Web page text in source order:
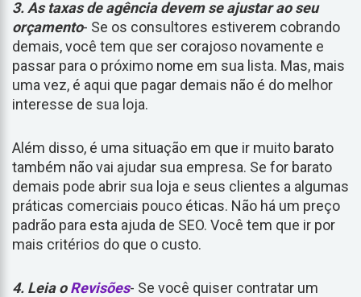
3. As taxas de agência devem se ajustar ao seu
orçamento- Se os consultores estiverem cobrando
demais, você tem que ser corajoso novamente e
passar para o próximo nome em sua lista. Mas, mais
uma vez, é aqui que pagar demais não é do melhor
interesse de sua loja.
Além disso, é uma situação em que ir muito barato
também não vai ajudar sua empresa. Se for barato
demais pode abrir sua loja e seus clientes a algumas
práticas comerciais pouco éticas. Não há um preço
padrão para esta ajuda de SEO. Você tem que ir por
mais critérios do que o custo.
4. Leia oRevisões- Se você quiser contratar um